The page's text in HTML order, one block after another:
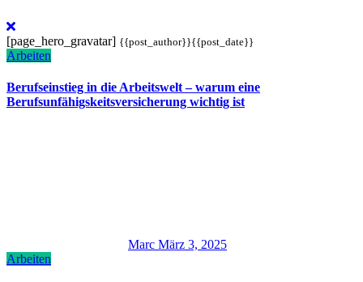
[page_hero_gravatar] {{post_author}}{{post_date}}
Arbeiten
Berufseinstieg in die Arbeitswelt – warum eine
Berufsunfähigskeitsversicherung wichtig ist
Marc März 3, 2025
Arbeiten